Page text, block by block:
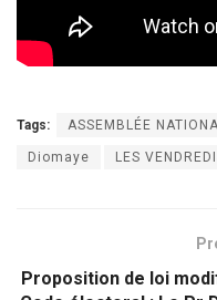
Tags: ASSEMBLÉE
Diomaye LES
Proposition de loi